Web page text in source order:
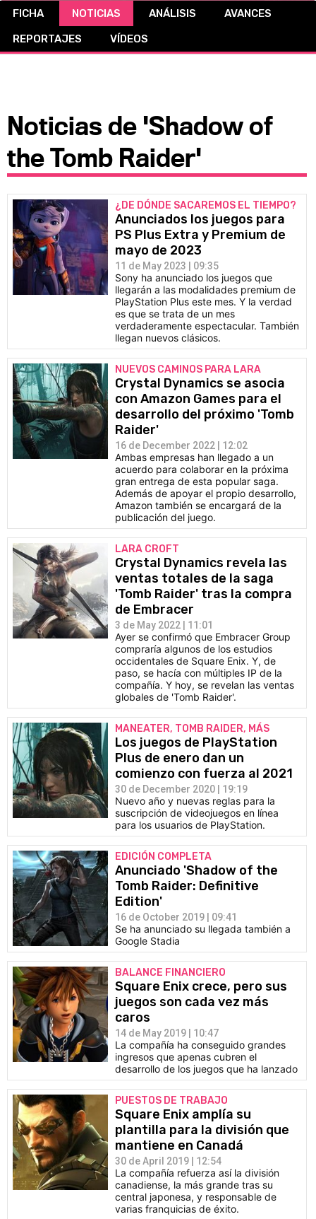
CÓMICS
FICHA NOTICIAS ANÁLISIS
AVANCES
REPORTAJES
VÍDEOS
Noticias de 'Shadow of
the Tomb Raider'
¿DE DÓNDE SACAREMOS EL TIEMPO?
Anunciados los juegos para
PS Plus Extra y Premium de
mayo de 2023
11 de May 2023 | 09:35
Sony ha anunciado los juegos que
llegarán a las modalidades premium de
PlayStation Plus este mes. Y la verdad
es que se trata de un mes
verdaderamente espectacular. También
llegan nuevos clásicos.
NUEVOS CAMINOS PARA LARA
Crystal Dynamics se asocia
con Amazon Games para el
desarrollo del próximo 'Tomb
Raider'
16 de December 2022 | 12:02
Ambas empresas han llegado a un
acuerdo para colaborar en la próxima
gran entrega de esta popular saga.
Además de apoyar el propio desarrollo,
Amazon también se encargará de la
publicación del juego.
LARA CROFT
Crystal Dynamics revela las
ventas totales de la saga
'Tomb Raider' tras la compra
de Embracer
3 de May 2022 | 11:01
Ayer se confirmó que Embracer Group
compraría algunos de los estudios
occidentales de Square Enix. Y, de
paso, se hacía con múltiples IP de la
compañía. Y hoy, se revelan las ventas
globales de 'Tomb Raider'.
MANEATER, TOMB RAIDER, MÁS
Los juegos de PlayStation
Plus de enero dan un
comienzo con fuerza al 2021
30 de December 2020 | 19:19
Nuevo año y nuevas reglas para la
suscripción de videojuegos en línea
para los usuarios de PlayStation.
EDICIÓN COMPLETA
Anunciado 'Shadow of the
Tomb Raider: Definitive
Edition'
16 de October 2019 | 09:41
Se ha anunciado su llegada también a
Google Stadia
BALANCE FINANCIERO
Square Enix crece, pero sus
juegos son cada vez más
caros
14 de May 2019 | 10:47
La compañía ha conseguido grandes
ingresos que apenas cubren el
desarrollo de los juegos que ha lanzado
PUESTOS DE TRABAJO
Square Enix amplía su
plantilla para la división que
mantiene en Canadá
30 de April 2019 | 12:54
La compañía refuerza así la división
canadiense, la más grande tras su
central japonesa, y responsable de
varias franquicias de éxito.